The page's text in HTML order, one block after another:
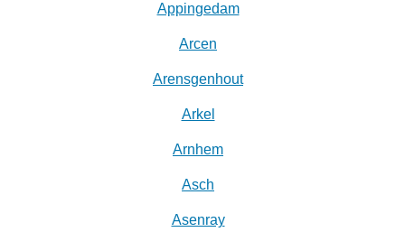
Appingedam
Arcen
Arensgenhout
Arkel
Arnhem
Asch
Asenray